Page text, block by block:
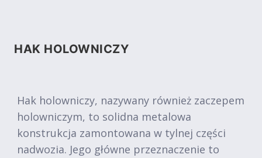
HAK HOLOWNICZY
Hak holowniczy, nazywany również zaczepem
holowniczym, to solidna metalowa
konstrukcja zamontowana w tylnej części
nadwozia. Jego główne przeznaczenie to